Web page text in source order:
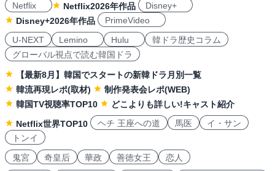
Netflix
Netflix2026年作品
Disney+
Disney+2026年作品
PrimeVideo
U-NEXT
Lemino Hulu
韓ドラ歴史コラム
グローバル視点で読む韓国ドラ
【最新8月】韓国でスタートの新韓ドラ月別一覧
韓流再現レポ(取材)
制作発表会レポ(WEB)
韓国TV視聴率TOP10
どこよりも詳しい!キャスト紹介
Netflix世界TOP10
ヘチ 王座への道 馬医
イ・サン
トンイ
鬼宮
奇皇后 華政 善徳女王 恋人